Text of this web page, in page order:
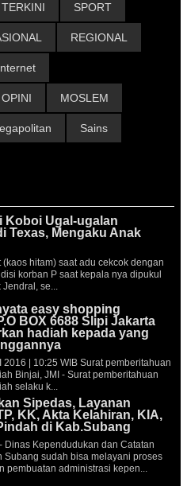
TERKINI SPORT
REGIONAL
OPINI MOSLEM
Sains
Koboi Ugal-ugalan
Texas, Mengaku Anak
(kaos hitam) saat adu cekcok dengan
korban P saat kepala nya dipukul
se...
easy shopping
BOX 6688 Slipi Jakarta
hadiah kepada yang
2016 | 10:25 WIB Surat pemberitahuan
Binjai, JMI - Surat pemberitahuan
selaku k...
Sipedas, Layanan
KK, Akta Kelahiran, KIA,
di Kab.Subang
Dinas Kependudukan dan Catatan
Subang sudah bisa melayani proses
pembuatan administrasi kepen...